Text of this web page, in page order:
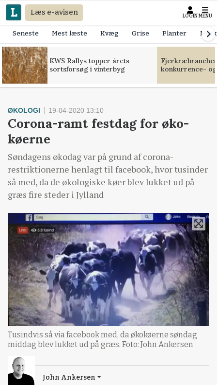
Læs e-avisen LOGIN MENU
Seneste Mest læste Kvæg Grise Planter
KWS Rallys topper årets
sortsforsøg i vinterbyg
konkurrence-
ØKOLOGI 19-04-2020 13:10
Corona-ramt festdag for øko-
køerne
Søndagens økodag var på grund af corona-
restriktionerne henlagt til facebook, hvor tusinder
så med, da de økologiske køer blev lukket ud på
græs fire steder i Jylland
Tusindvis så via facebook med, da økokøerne søndag
middag blev lukket ud på græs. Foto: John Ankersen
John Ankersen